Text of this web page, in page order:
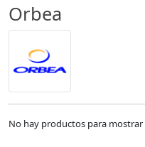
Orbea
No hay productos para mostrar